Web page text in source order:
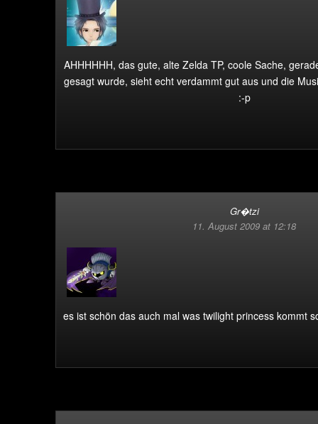
AHHHHHH, das gute, alte Zelda TP, coole Sache,
gesagt wurde, sieht echt verdammt gut aus und die
:-p
Gr�tzi
11. August 2009 at 12:18
es ist schön das auch mal was twilight princess kommt